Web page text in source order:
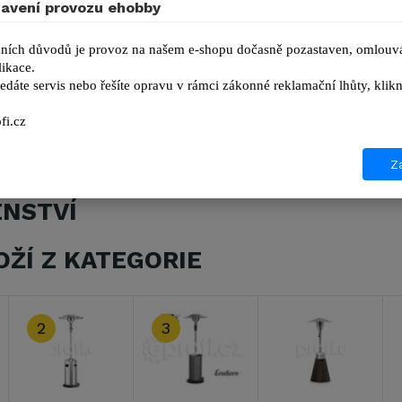
topidlo Oklima SG 260M
s manuálním ovládáním,
provozů a hal.
topidlo Oklima SG 260M
je vybaveno tlakovým
okamžitě připravené k použití.
Z KATEGORIE
provozu ehobby
důvodů je provoz na našem e-shopu dočasně pozastaven,
servis nebo řešíte opravu v rámci zákonné reklamační lhůty, kl